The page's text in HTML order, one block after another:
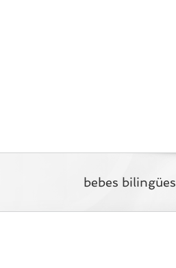
bebes bilingües